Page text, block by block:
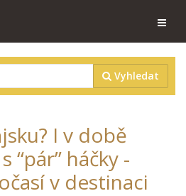
Vyhledat
I v době
“pár” háčky -
v destinaci